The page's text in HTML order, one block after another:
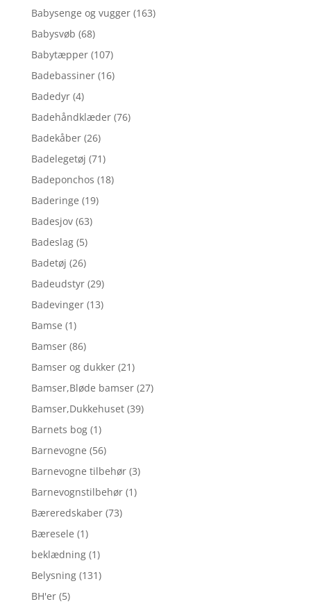
Babysenge og vugger (163)
Babysvøb (68)
Babytæpper (107)
Badebassiner (16)
Badedyr (4)
Badehåndklæder (76)
Badekåber (26)
Badelegetøj (71)
Badeponchos (18)
Baderinge (19)
Badesjov (63)
Badeslag (5)
Badetøj (26)
Badeudstyr (29)
Badevinger (13)
Bamse (1)
Bamser (86)
Bamser og dukker (21)
Bamser,Bløde bamser (27)
Bamser,Dukkehuset (39)
Barnets bog (1)
Barnevogne (56)
Barnevogne tilbehør (3)
Barnevognstilbehør (1)
Bæreredskaber (73)
Bæresele (1)
beklædning (1)
Belysning (131)
BH'er (5)